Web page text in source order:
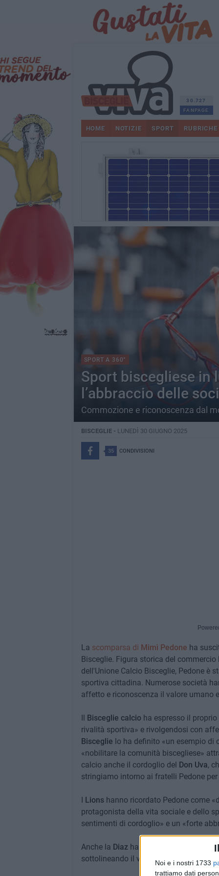
Noi e i nostri 1733
trattiamo dati
30.727
FANPAGE
HOME NOTIZIE SPORT RUBRICHE
SPORT A 360°
Sport biscegliese in
l’abbraccio delle
Commozione e riconoscenza dal
BISCEGLIE - LUNEDÌ 30 GIUGNO 2025
35 CONDIVISIONI
La scomparsa di Mimì Pedone ha
Bisceglie. Figura storica del
dell'Unione Calcio Bisceglie, Pedone è
sportiva cittadina. Numerose società
affetto e riconoscenza il valore umano
Il Bisceglie calcioha espresso il proprio
rivalità sportiva» e rivolgendosi con
Bisceglie lo ha definito «un esempio di
«nobilitare la comunità biscegliese»
calcio anche il cordoglio del Don Uva,
stringiamo intorno ai fratelli Pedone
I Lionshanno ricordato Pedone come
protagonista della vita sociale e dello
sentimenti di cordoglio» e un «forte
Anche la Diazha espresso profonda
sottolineando il valore umano e